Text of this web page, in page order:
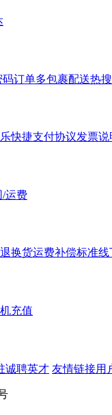
码订单多包裹配送热
快捷支付协议发票说
/运费
退换货运费补偿标准线
充值
诚聘英才 友情链接用